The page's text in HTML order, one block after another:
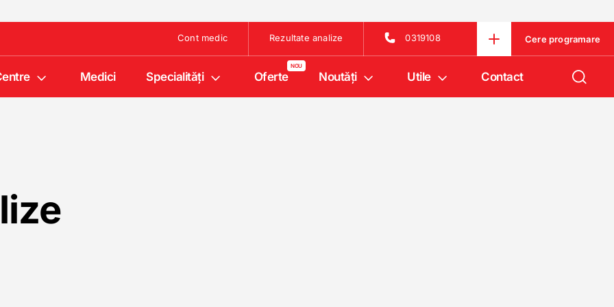
Cont medic Rezultate analize 0319108 Cere programare
Medici Specialități Oferte Noutăţi Utile Contact